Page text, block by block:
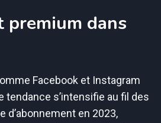
premium dans
Facebook et Instagram
s’intensifie au fil des
d’abonnement en 2023,